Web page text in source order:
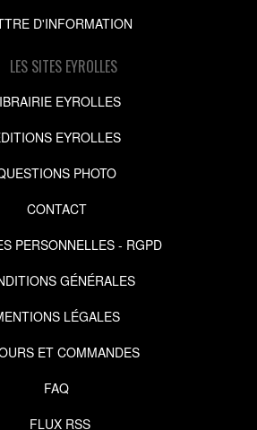
D'INFORMATION
LES SITES EYROLLES
EYROLLES
EYROLLES
PHOTO
CONTACT
PERSONNELLES - RGPD
GÉNÉRALES
LÉGALES
ET COMMANDES
FAQ
FLUX RSS